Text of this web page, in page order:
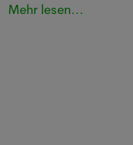
Mehr lesen...